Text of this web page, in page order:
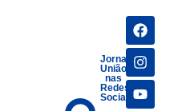
Jornais
União
nas
Redes
Sociais